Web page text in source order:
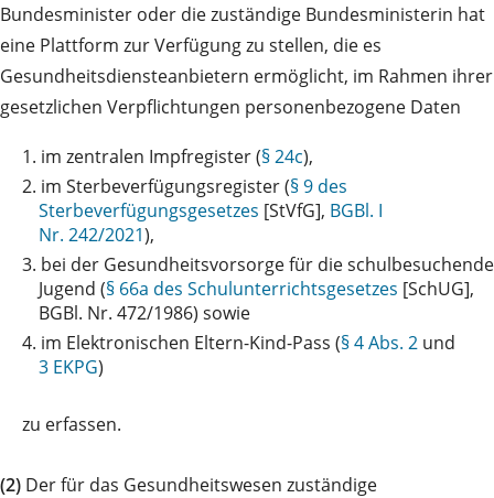
Bundesminister oder die zuständige Bundesministerin hat
eine Plattform zur Verfügung zu stellen, die es
Gesundheitsdiensteanbietern ermöglicht, im Rahmen ihrer
gesetzlichen Verpflichtungen personenbezogene Daten
1. im zentralen Impfregister (§ 24c),
2. im Sterbeverfügungsregister (§ 9 des
Sterbeverfügungsgesetzes [StVfG], BGBl. I
Nr. 242/2021),
3. bei der Gesundheitsvorsorge für die schulbesuchende
Jugend (§ 66a des Schulunterrichtsgesetzes [SchUG],
BGBl. Nr. 472/1986) sowie
4. im Elektronischen Eltern-Kind-Pass (§ 4 Abs. 2 und
3 EKPG)
zu erfassen.
(2) Der für das Gesundheitswesen zuständige